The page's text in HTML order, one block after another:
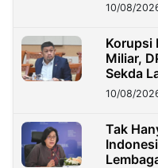
10/08/
Korupsi
Miliar,
Sekda
10/08/
Tak